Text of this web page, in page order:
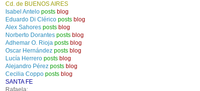
Cd. de BUENOS AIRES
Isabel Antelo posts blog
Eduardo Di Clérico posts blog
Alex Sahores posts blog
Norberto Dorantes posts blog
Adhemar O. Rioja posts blog
Oscar Hernández posts blog
Lucía Herrero posts blog
Alejandro Pérez posts blog
Cecilia Coppo posts blog
SANTA FE